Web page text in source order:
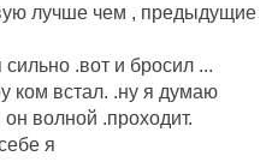
лучше чем , предыдущие
.вот и бросил ...
ком встал. .ну я думаю
волной .проходит.
я